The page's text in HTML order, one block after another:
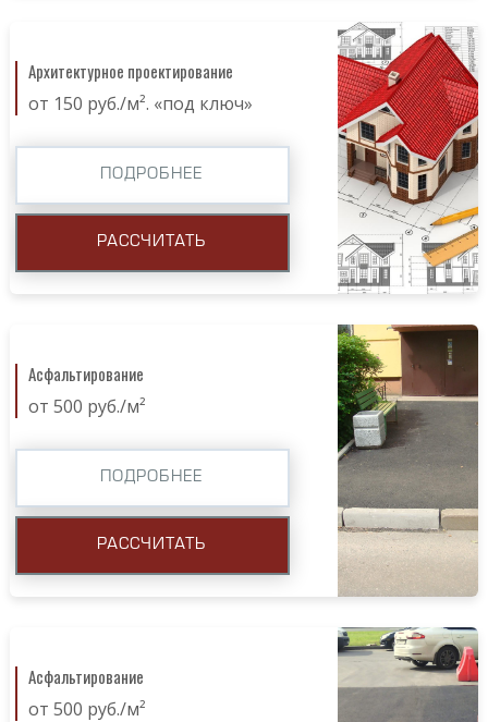
Архитектурное проектирование
от 150 руб./м². «под ключ»
ПОДРОБНЕЕ
РАССЧИТАТЬ
Асфальтирование
от 500 руб./м²
ПОДРОБНЕЕ
РАССЧИТАТЬ
Асфальтирование
от 500 руб./м²